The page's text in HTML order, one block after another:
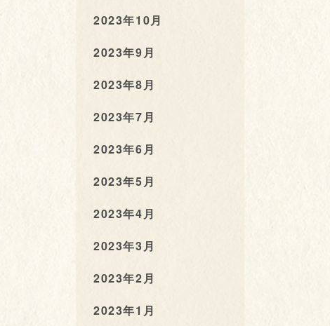
2023年10月
2023年9月
2023年8月
2023年7月
2023年6月
2023年5月
2023年4月
2023年3月
2023年2月
2023年1月